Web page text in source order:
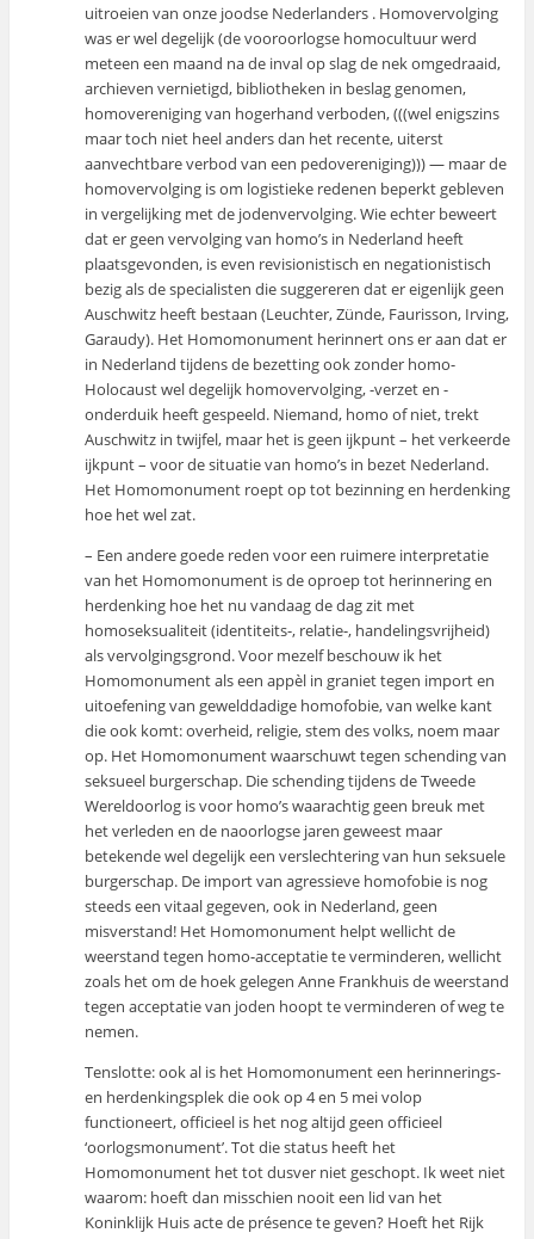
uitroeien van onze joodse Nederlanders . Homovervolging
was er wel degelijk (de vooroorlogse homocultuur werd
meteen een maand na de inval op slag de nek omgedraaid,
archieven vernietigd, bibliotheken in beslag genomen,
homovereniging van hogerhand verboden, (((wel enigszins
maar toch niet heel anders dan het recente, uiterst
aanvechtbare verbod van een pedovereniging))) — maar de
homovervolging is om logistieke redenen beperkt gebleven
in vergelijking met de jodenvervolging. Wie echter beweert
dat er geen vervolging van homo’s in Nederland heeft
plaatsgevonden, is even revisionistisch en negationistisch
bezig als de specialisten die suggereren dat er eigenlijk geen
Auschwitz heeft bestaan (Leuchter, Zünde, Faurisson, Irving,
Garaudy). Het Homomonument herinnert ons er aan dat er
in Nederland tijdens de bezetting ook zonder homo-
Holocaust wel degelijk homovervolging, -verzet en -
onderduik heeft gespeeld. Niemand, homo of niet, trekt
Auschwitz in twijfel, maar het is geen ijkpunt – het verkeerde
ijkpunt – voor de situatie van homo’s in bezet Nederland.
Het Homomonument roept op tot bezinning en herdenking
hoe het wel zat.
– Een andere goede reden voor een ruimere interpretatie
van het Homomonument is de oproep tot herinnering en
herdenking hoe het nu vandaag de dag zit met
homoseksualiteit (identiteits-, relatie-, handelingsvrijheid)
als vervolgingsgrond. Voor mezelf beschouw ik het
Homomonument als een appèl in graniet tegen import en
uitoefening van gewelddadige homofobie, van welke kant
die ook komt: overheid, religie, stem des volks, noem maar
op. Het Homomonument waarschuwt tegen schending van
seksueel burgerschap. Die schending tijdens de Tweede
Wereldoorlog is voor homo’s waarachtig geen breuk met
het verleden en de naoorlogse jaren geweest maar
betekende wel degelijk een verslechtering van hun seksuele
burgerschap. De import van agressieve homofobie is nog
steeds een vitaal gegeven, ook in Nederland, geen
misverstand! Het Homomonument helpt wellicht de
weerstand tegen homo-acceptatie te verminderen, wellicht
zoals het om de hoek gelegen Anne Frankhuis de weerstand
tegen acceptatie van joden hoopt te verminderen of weg te
nemen.
Tenslotte: ook al is het Homomonument een herinnerings-
en herdenkingsplek die ook op 4 en 5 mei volop
functioneert, officieel is het nog altijd geen officieel
‘oorlogsmonument’. Tot die status heeft het
Homomonument het tot dusver niet geschopt. Ik weet niet
waarom: hoeft dan misschien nooit een lid van het
Koninklijk Huis acte de présence te geven? Hoeft het Rijk